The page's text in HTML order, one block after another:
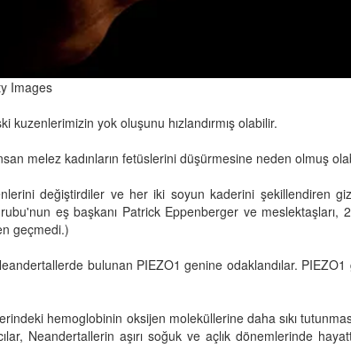
Images
yok oluşunu hızlandırmış olabilir.
melez kadınların fetüslerini düşürmesine neden olmuş
değiştirdiler ve her iki soyun kaderini şekillendiren
eş başkanı Patrick Eppenberger ve meslektaşları,
geçmedi.)
bulunan PIEZO1 genine odaklandılar.
hemoglobinin oksijen moleküllerine daha sıkı
Neandertallerin aşırı soğuk ve açlık dönemlerinde